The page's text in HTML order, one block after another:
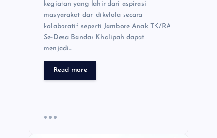
kegiatan yang lahir dari aspirasi
masyarakat dan dikelola secara
kolaboratif seperti Jambore Anak TK/RA
Se-Desa Bandar Khalipah dapat
menjadi…
Read more